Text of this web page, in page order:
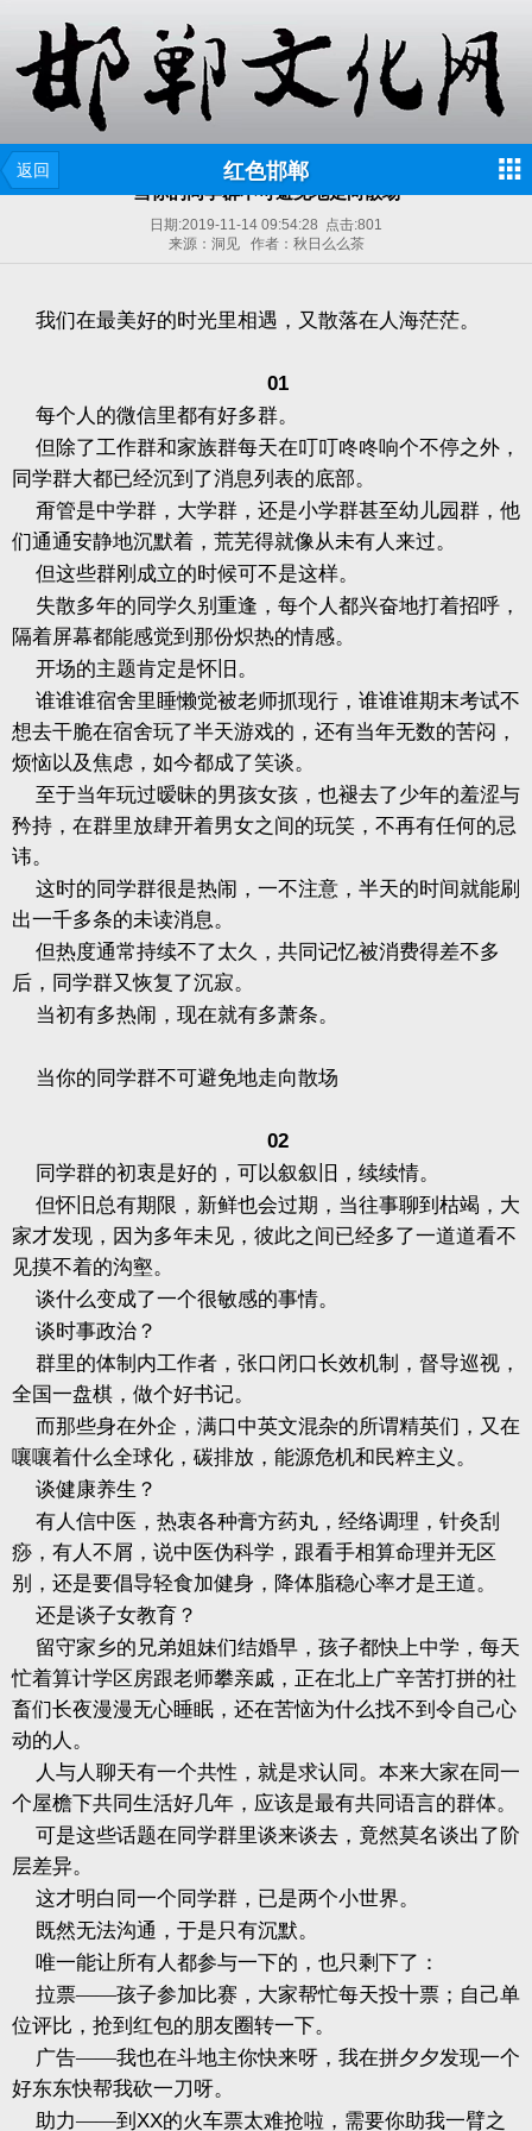
返回 红色邯郸
当你的同学群不可避免地走向散场
日期:2019-11-14 09:54:28 点击:801
来源：洞见 作者：秋日么么茶
我们在最美好的时光里相遇，又散落在人海茫茫。
01
每个人的微信里都有好多群。
但除了工作群和家族群每天在叮叮咚咚响个不停之外，
同学群大都已经沉到了消息列表的底部。
甭管是中学群，大学群，还是小学群甚至幼儿园群，他
们通通安静地沉默着，荒芜得就像从未有人来过。
但这些群刚成立的时候可不是这样。
失散多年的同学久别重逢，每个人都兴奋地打着招呼，
隔着屏幕都能感觉到那份炽热的情感。
开场的主题肯定是怀旧。
谁谁谁宿舍里睡懒觉被老师抓现行，谁谁谁期末考试不
想去干脆在宿舍玩了半天游戏的，还有当年无数的苦闷，
烦恼以及焦虑，如今都成了笑谈。
至于当年玩过暧昧的男孩女孩，也褪去了少年的羞涩与
矜持，在群里放肆开着男女之间的玩笑，不再有任何的忌
讳。
这时的同学群很是热闹，一不注意，半天的时间就能刷
出一千多条的未读消息。
但热度通常持续不了太久，共同记忆被消费得差不多
后，同学群又恢复了沉寂。
当初有多热闹，现在就有多萧条。
当你的同学群不可避免地走向散场
02
同学群的初衷是好的，可以叙叙旧，续续情。
但怀旧总有期限，新鲜也会过期，当往事聊到枯竭，大
家才发现，因为多年未见，彼此之间已经多了一道道看不
见摸不着的沟壑。
谈什么变成了一个很敏感的事情。
谈时事政治？
群里的体制内工作者，张口闭口长效机制，督导巡视，
全国一盘棋，做个好书记。
而那些身在外企，满口中英文混杂的所谓精英们，又在
嚷嚷着什么全球化，碳排放，能源危机和民粹主义。
谈健康养生？
有人信中医，热衷各种膏方药丸，经络调理，针灸刮
痧，有人不屑，说中医伪科学，跟看手相算命理并无区
别，还是要倡导轻食加健身，降体脂稳心率才是王道。
还是谈子女教育？
留守家乡的兄弟姐妹们结婚早，孩子都快上中学，每天
忙着算计学区房跟老师攀亲戚，正在北上广辛苦打拼的社
畜们长夜漫漫无心睡眠，还在苦恼为什么找不到令自己心
动的人。
人与人聊天有一个共性，就是求认同。本来大家在同一
个屋檐下共同生活好几年，应该是最有共同语言的群体。
可是这些话题在同学群里谈来谈去，竟然莫名谈出了阶
层差异。
这才明白同一个同学群，已是两个小世界。
既然无法沟通，于是只有沉默。
唯一能让所有人都参与一下的，也只剩下了：
拉票——孩子参加比赛，大家帮忙每天投十票；自己单
位评比，抢到红包的朋友圈转一下。
广告——我也在斗地主你快来呀，我在拼夕夕发现一个
好东东快帮我砍一刀呀。
助力——到 XX的火车票太难抢啦，需要你助我一臂之